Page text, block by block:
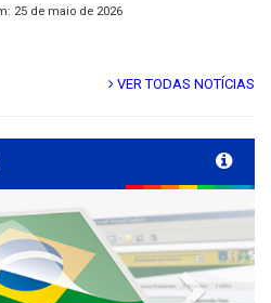
25 de maio de 2026
VER TODAS NOTÍCIAS
Next